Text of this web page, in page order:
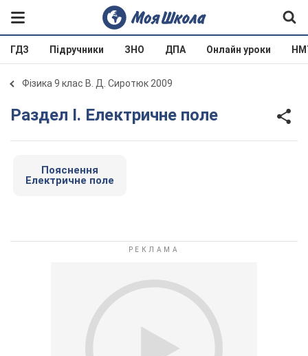
ГДЗ Підручники ЗНО ДПА Онлайн уроки
Фізика 9 клас В. Д. Сиротюк 2009
Раздел І. Електричне поле
Пояснення
Електричне поле